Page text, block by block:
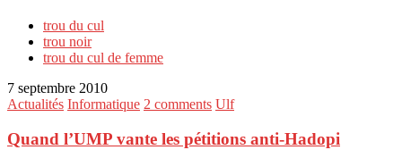
trou du cul
trou noir
trou du cul de femme
7 septembre 2010
Actualités Informatique 2 comments Ulf
Quand l’UMP vante les pétitions anti-Hadopi